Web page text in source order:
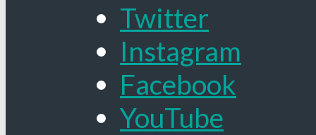
Twitter
Instagram
Facebook
YouTube